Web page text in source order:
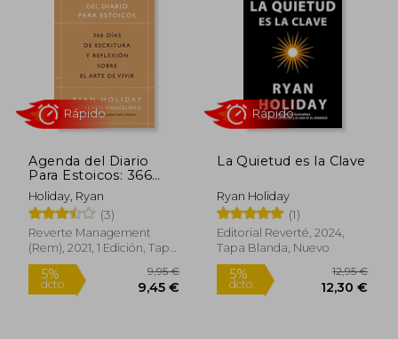
dcto.
Agenda del Diario
Para Estoicos: 366
DíAs de Escritura y
ReflexióN Sobre el
Arte de Vivir: 366 Días
de Escritura y
Reflexión Sobre el
Holiday, Ryan
(3)
Reverte Management
(Rem), 2021, 1 Edición, Tapa
Blanda, Nuevo
Rápido
La Quietud es la Clave
Ryan Holiday
(1)
Editorial Reverté, 2024,
Tapa Blanda, Nuevo
Rápido